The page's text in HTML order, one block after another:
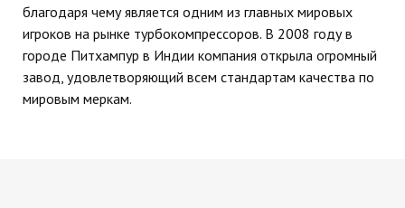
благодаря чему является одним из главных мировых
игроков на рынке турбокомпрессоров. В 2008 году в
городе Питхампур в Индии компания открыла огромный
завод, удовлетворяющий всем стандартам качества по
мировым меркам.